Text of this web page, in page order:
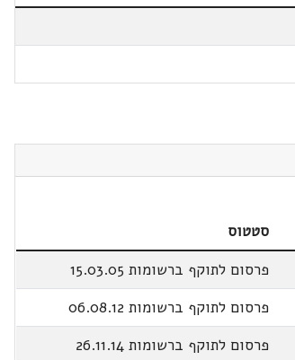
סטטוס
פרסום לתוקף ברשומות 15.03.05
פרסום לתוקף ברשומות 06.08.12
פרסום לתוקף ברשומות 26.11.14